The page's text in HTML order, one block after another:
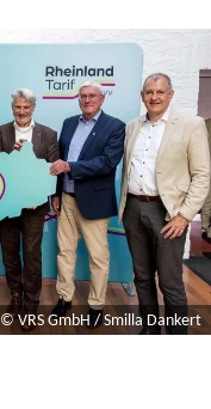
© VRS GmbH / Smilla Dankert